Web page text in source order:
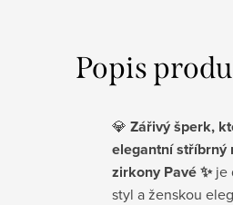
Popis
💎 Zářivý šperk,
elegantní stříbrný
zirkony Pavé ✨je
styl a ženskou